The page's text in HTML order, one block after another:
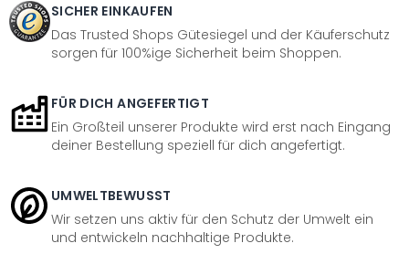
SICHER EINKAUFEN
Das Trusted Shops Gütesiegel und der Käuferschutz
sorgen für 100%ige Sicherheit beim Shoppen.
FÜR DICH ANGEFERTIGT
Ein Großteil unserer Produkte wird erst nach Eingang
deiner Bestellung speziell für dich angefertigt.
UMWELTBEWUSST
Wir setzen uns aktiv für den Schutz der Umwelt ein
und entwickeln nachhaltige Produkte.